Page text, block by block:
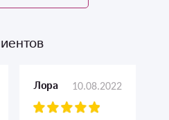
Лора 10.08.2022